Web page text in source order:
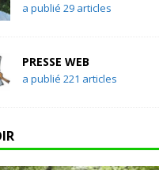
a publié 29 articles
PRESSE WEB
a publié 221 articles